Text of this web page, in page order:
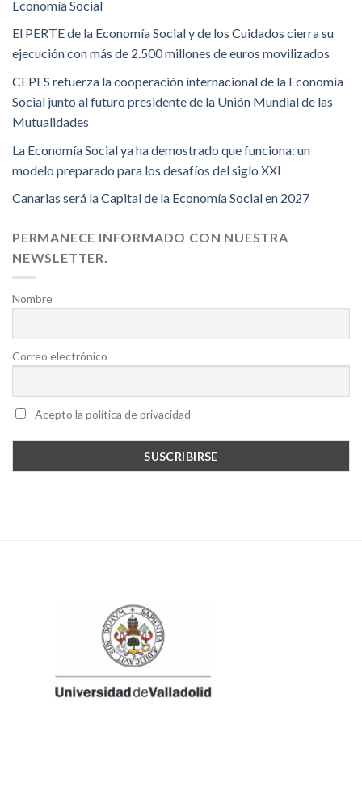
Economía Social
El PERTE de la Economía Social y de los Cuidados cierra su
ejecución con más de 2.500 millones de euros movilizados
CEPES refuerza la cooperación internacional de la Economía
Social junto al futuro presidente de la Unión Mundial de las
Mutualidades
La Economía Social ya ha demostrado que funciona: un
modelo preparado para los desafíos del siglo XXI
Canarias será la Capital de la Economía Social en 2027
PERMANECE INFORMADO CON NUESTRA
NEWSLETTER.
Nombre
Correo electrónico
Acepto la política de privacidad